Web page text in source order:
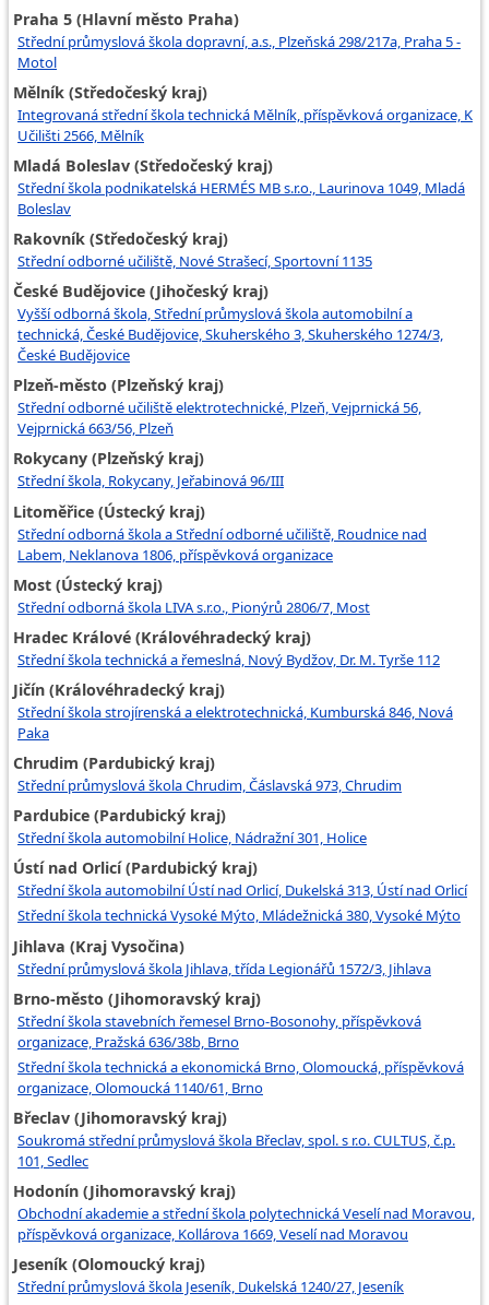
Praha 5 (Hlavní město Praha)
Střední průmyslová škola dopravní, a.s., Plzeňská 298/217a, Praha 5 -
Motol
Mělník (Středočeský kraj)
Integrovaná střední škola technická Mělník, příspěvková organizace, K
Učilišti 2566, Mělník
Mladá Boleslav (Středočeský kraj)
Střední škola podnikatelská HERMÉS MB s.r.o., Laurinova 1049, Mladá
Boleslav
Rakovník (Středočeský kraj)
Střední odborné učiliště, Nové Strašecí, Sportovní 1135
České Budějovice (Jihočeský kraj)
Vyšší odborná škola, Střední průmyslová škola automobilní a
technická, České Budějovice, Skuherského 3, Skuherského 1274/3,
České Budějovice
Plzeň-město (Plzeňský kraj)
Střední odborné učiliště elektrotechnické, Plzeň, Vejprnická 56,
Vejprnická 663/56, Plzeň
Rokycany (Plzeňský kraj)
Střední škola, Rokycany, Jeřabinová 96/III
Litoměřice (Ústecký kraj)
Střední odborná škola a Střední odborné učiliště, Roudnice nad
Labem, Neklanova 1806, příspěvková organizace
Most (Ústecký kraj)
Střední odborná škola LIVA s.r.o., Pionýrů 2806/7, Most
Hradec Králové (Královéhradecký kraj)
Střední škola technická a řemeslná, Nový Bydžov, Dr. M. Tyrše 112
Jičín (Královéhradecký kraj)
Střední škola strojírenská a elektrotechnická, Kumburská 846, Nová
Paka
Chrudim (Pardubický kraj)
Střední průmyslová škola Chrudim, Čáslavská 973, Chrudim
Pardubice (Pardubický kraj)
Střední škola automobilní Holice, Nádražní 301, Holice
Ústí nad Orlicí (Pardubický kraj)
Střední škola automobilní Ústí nad Orlicí, Dukelská 313, Ústí nad Orlicí
Střední škola technická Vysoké Mýto, Mládežnická 380, Vysoké Mýto
Jihlava (Kraj Vysočina)
Střední průmyslová škola Jihlava, třída Legionářů 1572/3, Jihlava
Brno-město (Jihomoravský kraj)
Střední škola stavebních řemesel Brno-Bosonohy, příspěvková
organizace, Pražská 636/38b, Brno
Střední škola technická a ekonomická Brno, Olomoucká, příspěvková
organizace, Olomoucká 1140/61, Brno
Břeclav (Jihomoravský kraj)
Soukromá střední průmyslová škola Břeclav, spol. s r.o. CULTUS, č.p.
101, Sedlec
Hodonín (Jihomoravský kraj)
Obchodní akademie a střední škola polytechnická Veselí nad Moravou,
příspěvková organizace, Kollárova 1669, Veselí nad Moravou
Jeseník (Olomoucký kraj)
Střední průmyslová škola Jeseník, Dukelská 1240/27, Jeseník